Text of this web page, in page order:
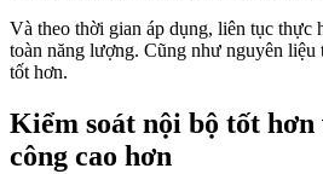
Và theo thời gian áp dụng, liên tục thực
toàn năng lượng. Cũng như nguyên liệu
tốt hơn.
Kiểm soát nội bộ tốt hơn
công cao hơn